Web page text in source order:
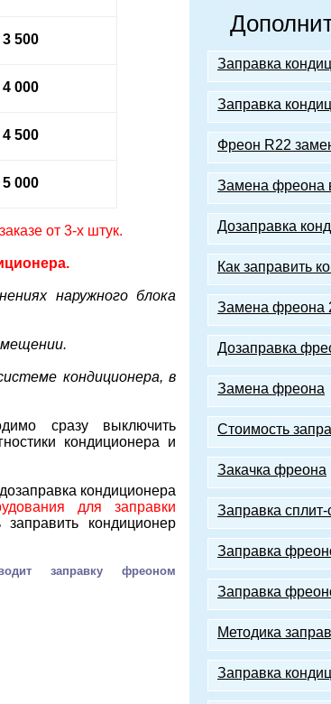
3 500
4 000
4 500
5 000
от 3-х штук.
наружного блока
кондиционера, в
сразу выключить
кондиционера и
кондиционера
для заправки
кондиционер
заправку
фреоном
Заправка
Заправка
Фреон R22
Замена фреона
Дозаправка
Как заправить
Замена фреона
Дозаправка
Замена фреона
Стоимость
Закачка фреона
Заправка
Заправка
Заправка
Методика
Заправка